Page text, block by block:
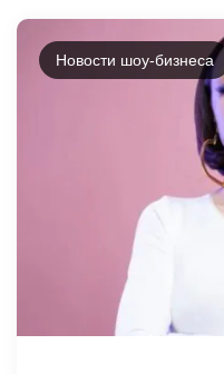
Новости шоу-бизнеса